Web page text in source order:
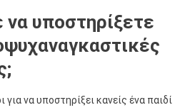
υποστηρίξετε
να υποστηρίξει κανείς ένα παιδί